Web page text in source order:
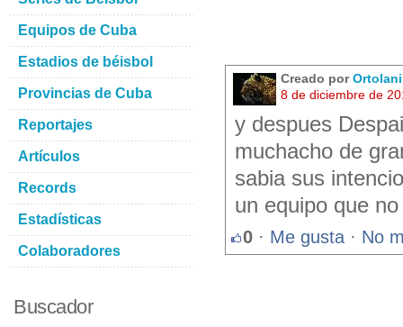
Creado por
8 de diciembre de
y despues
muchacho de
sabia sus
un equipo que
0 · Me gusta · No
Equipos de Cuba
Estadios de béisbol
Provincias de Cuba
Reportajes
Artículos
Records
Estadísticas
Colaboradores
Buscador